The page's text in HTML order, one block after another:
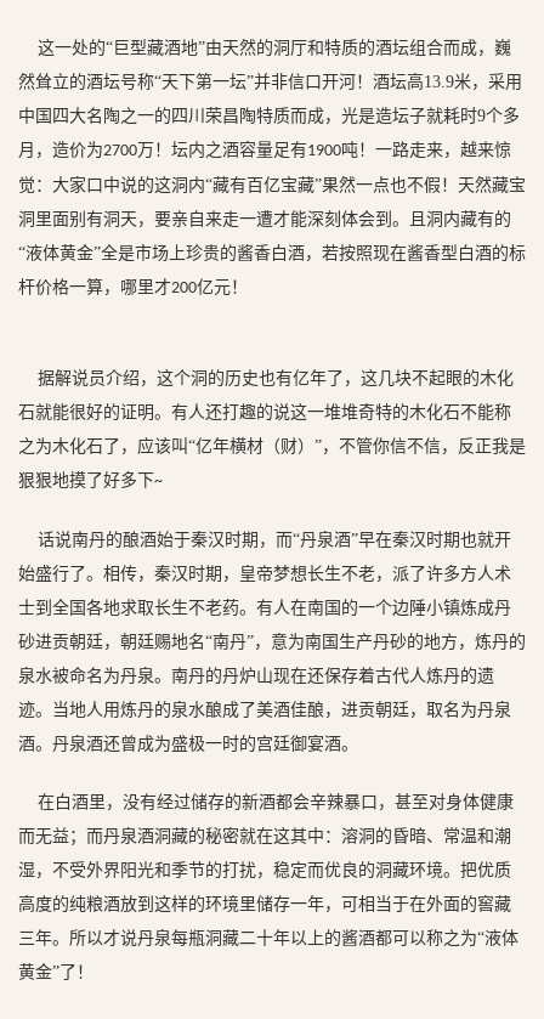
这一处的“巨型藏酒地”由天然的洞厅和特质的酒坛组合而成，巍
然耸立的酒坛号称“天下第一坛”并非信口开河！ 酒坛高13.9米， 采用
中国四大名陶之一的四川荣昌陶特质而成，光是造坛子就耗时9个多
月，造价为2700 万！坛内之酒容量足有1900吨！ 一路走来，越来惊
觉：大家口中说的这洞内“藏有百亿宝藏”果然一点也不假！ 天然藏宝
洞里面别有洞天，要亲自来走一遭才能深刻体会到。
且洞内藏有的
“液体黄金”全是市场上珍贵的酱香白酒，若按照现在酱香型白酒的标
杆价格一算，哪里才200亿元！
据解说员介绍，这个洞的历史也有亿年了，这几块不起眼的木化
石就能很好的证明。有人还打趣的说这一堆堆奇特的木化石不能称
之为木化石了，应该叫“亿年横材（财）”，不管你信不信，反正我是
狠狠地摸了好多下~
话说南丹的酿酒始于秦汉时期，而“丹泉酒”早在秦汉时期也就开
始盛行了。相传，秦汉时期，皇帝梦想长生不老，派了许多方人术
士到全国各地求取长生不老药。 有人在南国的一个边陲小镇炼成丹
砂进贡朝廷，朝廷赐地名“南丹”，意为南国生产丹砂的地方，炼丹的
泉水被命名为丹泉。南丹的丹炉山现在还保存着古代人炼丹的遗
迹。
当地人用炼丹的泉水酿成了美酒佳酿，进贡朝廷，取名为丹泉
酒。丹泉酒还曾成为盛极一时的宫廷御宴酒。
在白酒里，没有经过储存的新酒都会辛辣暴口，甚至对身体健康
而无益；而丹泉酒洞藏的秘密就在这其中： 溶洞的昏暗、常温和潮
湿，不受外界阳光和季节的打扰，稳定而优良的洞藏环境。 把优质
高度的纯粮酒放到这样的环境里储存一年，可相当于在外面的窖藏
三年。所以才说丹泉每瓶洞藏二十年以上的酱酒都可以称之为“液体
黄金”了！